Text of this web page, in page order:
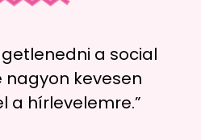
a social
nagyon kevesen
a hírlevelemre.”